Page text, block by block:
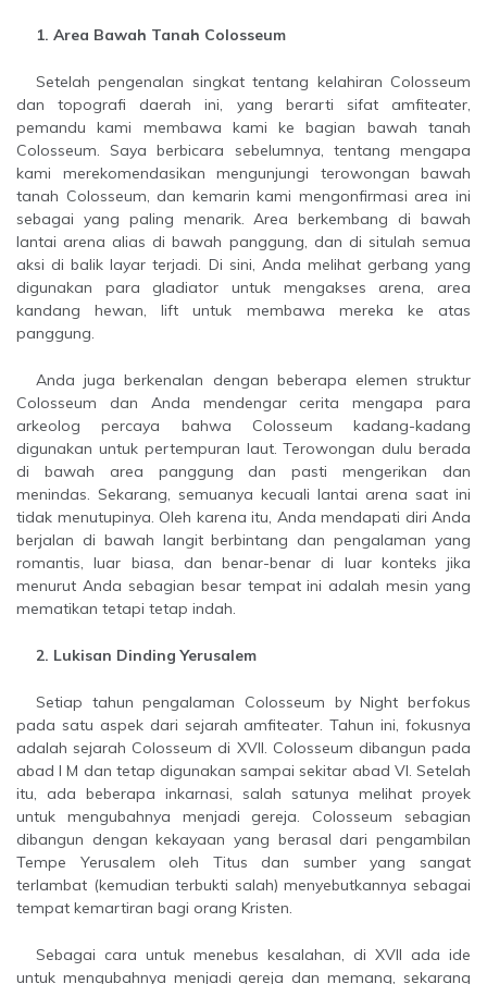
1. Area Bawah Tanah Colosseum
Setelah pengenalan singkat tentang kelahiran Colosseum
dan topografi daerah ini, yang berarti sifat amfiteater,
pemandu kami membawa kami ke bagian bawah tanah
Colosseum. Saya berbicara sebelumnya, tentang mengapa
kami merekomendasikan mengunjungi terowongan bawah
tanah Colosseum, dan kemarin kami mengonfirmasi area ini
sebagai yang paling menarik. Area berkembang di bawah
lantai arena alias di bawah panggung, dan di situlah semua
aksi di balik layar terjadi. Di sini, Anda melihat gerbang yang
digunakan para gladiator untuk mengakses arena, area
kandang hewan, lift untuk membawa mereka ke atas
panggung.
Anda juga berkenalan dengan beberapa elemen struktur
Colosseum dan Anda mendengar cerita mengapa para
arkeolog percaya bahwa Colosseum kadang-kadang
digunakan untuk pertempuran laut. Terowongan dulu berada
di bawah area panggung dan pasti mengerikan dan
menindas. Sekarang, semuanya kecuali lantai arena saat ini
tidak menutupinya. Oleh karena itu, Anda mendapati diri Anda
berjalan di bawah langit berbintang dan pengalaman yang
romantis, luar biasa, dan benar-benar di luar konteks jika
menurut Anda sebagian besar tempat ini adalah mesin yang
mematikan tetapi tetap indah.
2. Lukisan Dinding Yerusalem
Setiap tahun pengalaman Colosseum by Night berfokus
pada satu aspek dari sejarah amfiteater. Tahun ini, fokusnya
adalah sejarah Colosseum di XVII. Colosseum dibangun pada
abad I M dan tetap digunakan sampai sekitar abad VI. Setelah
itu, ada beberapa inkarnasi, salah satunya melihat proyek
untuk mengubahnya menjadi gereja. Colosseum sebagian
dibangun dengan kekayaan yang berasal dari pengambilan
Tempe Yerusalem oleh Titus dan sumber yang sangat
terlambat (kemudian terbukti salah) menyebutkannya sebagai
tempat kemartiran bagi orang Kristen.
Sebagai cara untuk menebus kesalahan, di XVII ada ide
untuk mengubahnya menjadi gereja dan memang, sekarang